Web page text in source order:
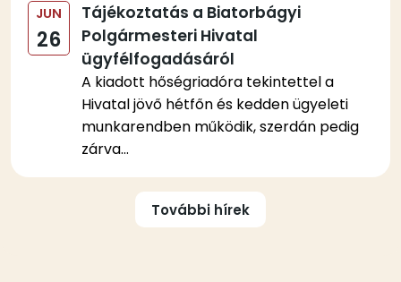
JUN
26
Tájékoztatás a Biatorbágyi
Polgármesteri Hivatal
ügyfélfogadásáról
A kiadott hőségriadóra tekintettel a
Hivatal jövő hétfőn és kedden ügyeleti
munkarendben működik, szerdán pedig
zárva...
OldalszámozásTovábbi hírek